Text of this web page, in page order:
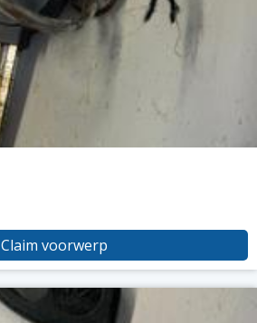
Claim voorwerp